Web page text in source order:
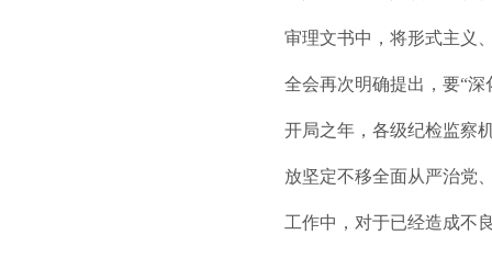
审理文书中，将形式主义
全会再次明确提出，要“
开局之年，各级纪检监察
放坚定不移全面从严治党
工作中，对于已经造成不